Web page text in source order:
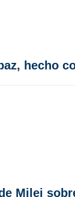
hecho
Milei